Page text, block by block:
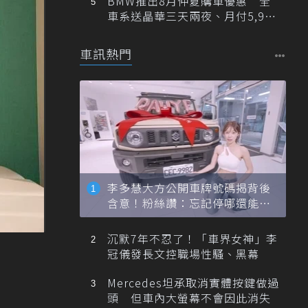
車系送晶華三天兩夜、月付5,900
車訊熱門
李多慧大方公開車牌號碼揭背後
含意！粉絲讚：忘記停哪還能幫
忙找車
沉默7年不忍了！「車界女神」李
冠儀發長文控職場性騷、黑幕
Mercedes坦承取消實體按鍵做過
頭 但車內大螢幕不會因此消失